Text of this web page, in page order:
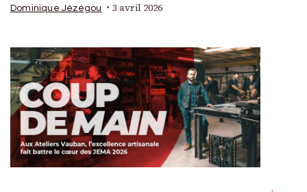
Dominique Jézégou 3 avril 2026